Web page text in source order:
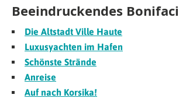
Beeindruckendes
Die Altstadt Ville Haute
Luxusyachten im Hafen
Schönste Strände
Anreise
Auf nach Korsika!